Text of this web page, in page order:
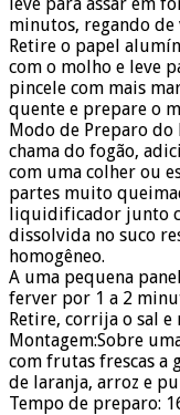
minutos, regando de
Retire o papel
com o molho e leve
pincele com mais
quente e prepare o
Modo de Preparo do
chama do fogão,
com uma colher ou
partes muito
liquidificador junto
dissolvida no suco
homogêneo.
A uma pequena
ferver por 1 a 2
Retire, corrija o sal e
Montagem:Sobre
com frutas frescas a
de laranja, arroz e
Tempo de preparo: